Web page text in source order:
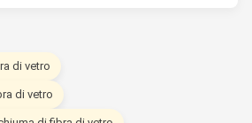
di vetro
di vetro